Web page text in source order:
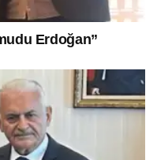
Erdoğan”